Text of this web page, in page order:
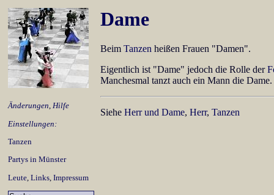
Änderungen, Hilfe
Einstellungen:
Tanzen
Partys in Münster
Leute Links Impressum
Dame
Beim Tanzen heißen Frauen "Damen".
Eigentlich ist "Dame" jedoch die Rolle der
Manchesmal tanzt auch ein Mann die Dame.
Siehe Herr und Dame, Herr, Tanzen